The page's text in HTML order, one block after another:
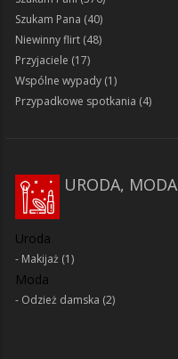
Szukam Pana (40)
Niewinny flirt (48)
Przyjaciele (17)
Wspólne wypady (1)
Przypadkowe spotkania (4)
URODA, MODA
Uroda
Makijaż (1)
Moda
Odzież damska (2)